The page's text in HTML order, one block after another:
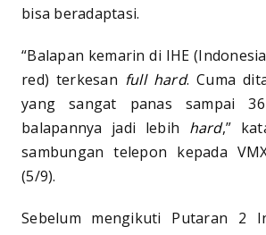
bisa beradaptasi.
“Balapan kemarin di IHE
red) terkesan full hard. Cuma
yang sangat panas sampai
balapannya jadi lebih hard,”
sambungan telepon kepada
(5/9).
Sebelum mengikuti Putaran 2